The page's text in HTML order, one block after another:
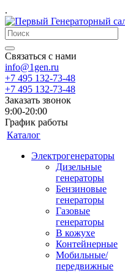
.
Связаться с нами
info@1gen.ru
+7 495 132-73-48
+7 495 132-73-48
Заказать звонок
9:00-20:00
График работы
Каталог
Электрогенераторы
Дизельные
генераторы
Бензиновые
генераторы
Газовые
генераторы
В кожухе
Контейнерные
Мобильные/
передвижные